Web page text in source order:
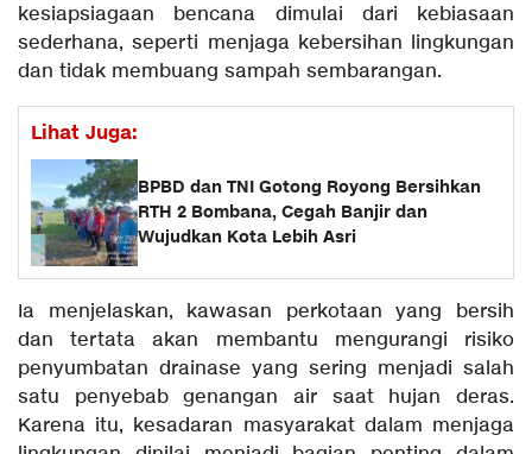
kesiapsiagaan bencana dimulai dari kebiasaan
sederhana, seperti menjaga kebersihan lingkungan
dan tidak membuang sampah sembarangan.
Lihat Juga:
BPBD dan TNI Gotong Royong Bersihkan
RTH 2 Bombana, Cegah Banjir dan
Wujudkan Kota Lebih Asri
Ia menjelaskan, kawasan perkotaan yang bersih
dan tertata akan membantu mengurangi risiko
penyumbatan drainase yang sering menjadi salah
satu penyebab genangan air saat hujan deras.
Karena itu, kesadaran masyarakat dalam menjaga